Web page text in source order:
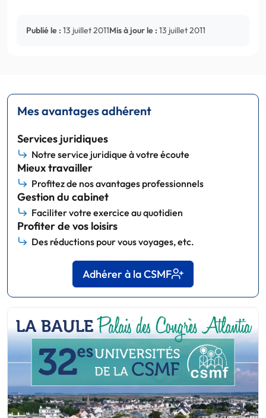
Publié le : 13 juillet 2011Mis à jour le : 13 juillet 2011
Mes avantages adhérent
Services juridiques
Notre service juridique à votre écoute
Mieux travailler
Profitez de nos avantages professionnels
Gestion du cabinet
Faciliter votre exercice au quotidien
Profiter de vos loisirs
Des réductions pour vous voyages, etc.
Adhérer à la CSMF